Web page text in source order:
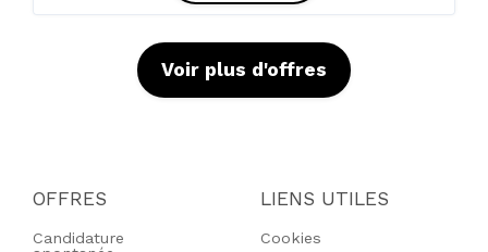
Voir plus d'offres
OFFRES
Candidature
LIENS UTILES
Cookies